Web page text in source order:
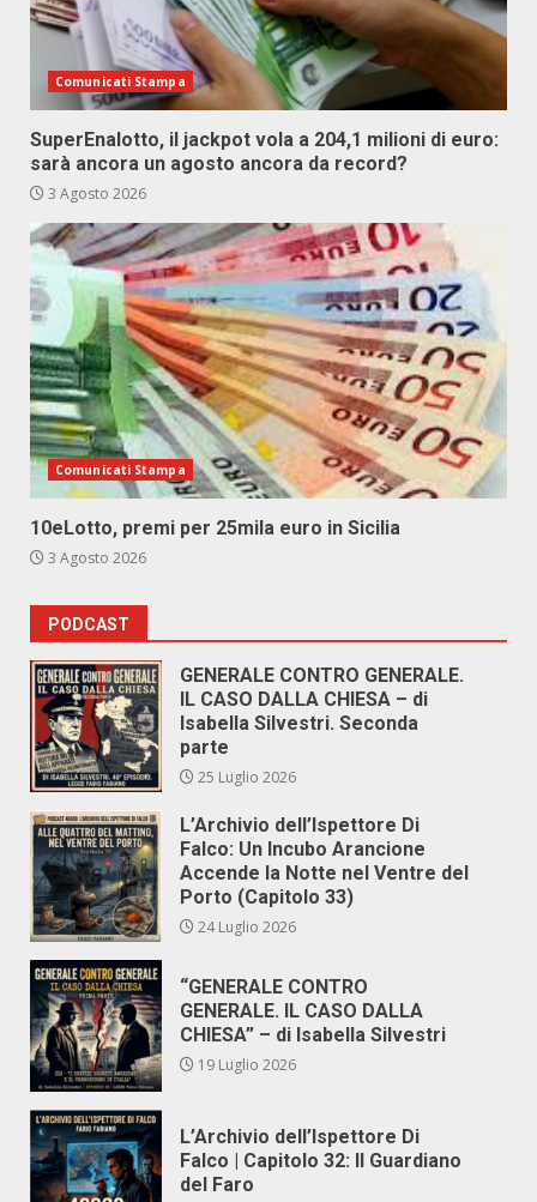
Comunicati Stampa
SuperEnalotto, il jackpot vola a 204,1 milioni di euro:
sarà ancora un agosto ancora da record?
3 Agosto 2026
Comunicati Stampa
10eLotto, premi per 25mila euro in Sicilia
3 Agosto 2026
PODCAST
GENERALE CONTRO GENERALE.
IL CASO DALLA CHIESA – di
Isabella Silvestri. Seconda
parte
25 Luglio 2026
L’Archivio dell’Ispettore Di
Falco: Un Incubo Arancione
Accende la Notte nel Ventre del
Porto (Capitolo 33)
24 Luglio 2026
“GENERALE CONTRO
GENERALE. IL CASO DALLA
CHIESA” – di Isabella Silvestri
19 Luglio 2026
L’Archivio dell’Ispettore Di
Falco | Capitolo 32: Il Guardiano
del Faro